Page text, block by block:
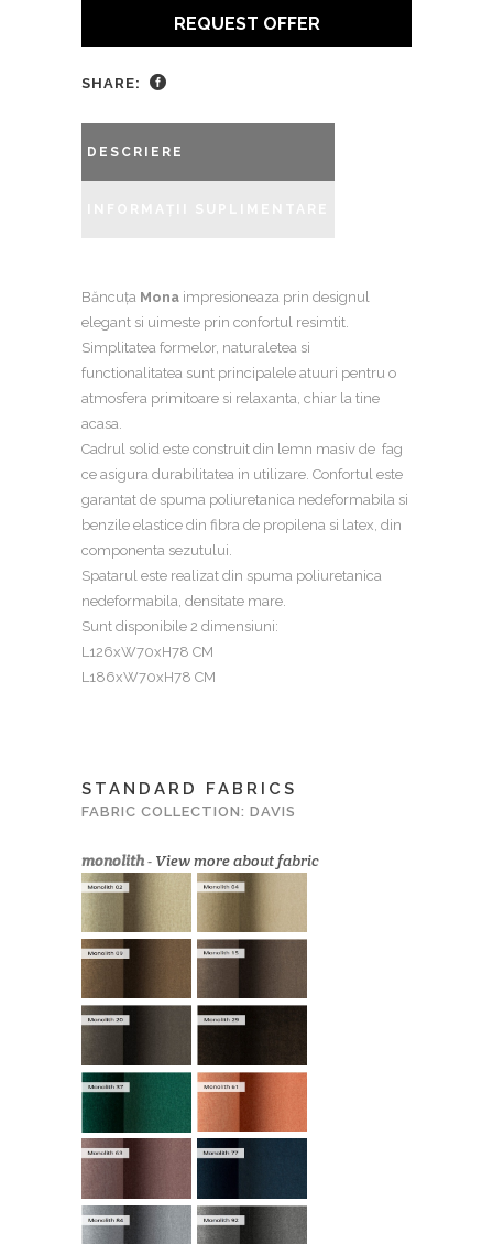
REQUEST OFFER
SHARE:
DESCRIERE
Băncuța Mona impresioneaza prin designul
elegant si uimeste prin confortul resimtit.
Simplitatea formelor, naturaletea si
functionalitatea sunt principalele atuuri pentru o
atmosfera primitoare si relaxanta, chiar la tine
acasa.
Cadrul solid este construit din lemn masiv de fag
ce asigura durabilitatea in utilizare. Confortul este
garantat de spuma poliuretanica nedeformabila si
benzile elastice din fibra de propilena si latex, din
componenta sezutului.
Spatarul este realizat din spuma poliuretanica
nedeformabila, densitate mare.
Sunt disponibile 2 dimensiuni:
L126xW70xH78 CM
L186xW70xH78 CM
STANDARD FABRICS
FABRIC COLLECTION: DAVIS
monolith- View more about fabric